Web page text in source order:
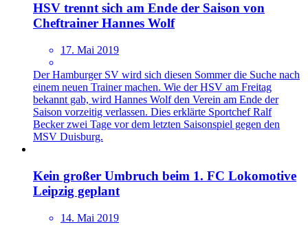
HSV trennt sich am Ende der Saison von
Cheftrainer Hannes Wolf
17. Mai 2019
Der Hamburger SV wird sich diesen Sommer die Suche nach
einem neuen Trainer machen. Wie der HSV am Freitag
bekannt gab, wird Hannes Wolf den Verein am Ende der
Saison vorzeitig verlassen. Dies erklärte Sportchef Ralf
Becker zwei Tage vor dem letzten Saisonspiel gegen den
MSV Duisburg.
Kein großer Umbruch beim 1. FC Lokomotive
Leipzig geplant
14. Mai 2019